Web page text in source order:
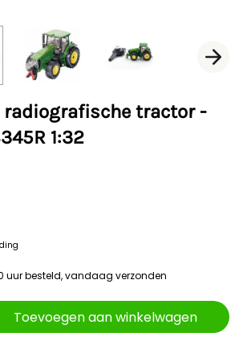
tractor -
1:32
uur besteld, vandaag verzonden
Toevoegen aan winkelwagen